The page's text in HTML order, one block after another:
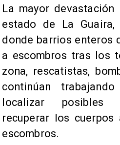
La mayor
estado de La Guaira,
donde barrios enteros
a escombros tras los
zona, rescatistas,
continúan
localizar posibles
recuperar los
escombros.